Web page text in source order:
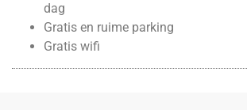
dag
Gratis en ruime parking
Gratis wifi